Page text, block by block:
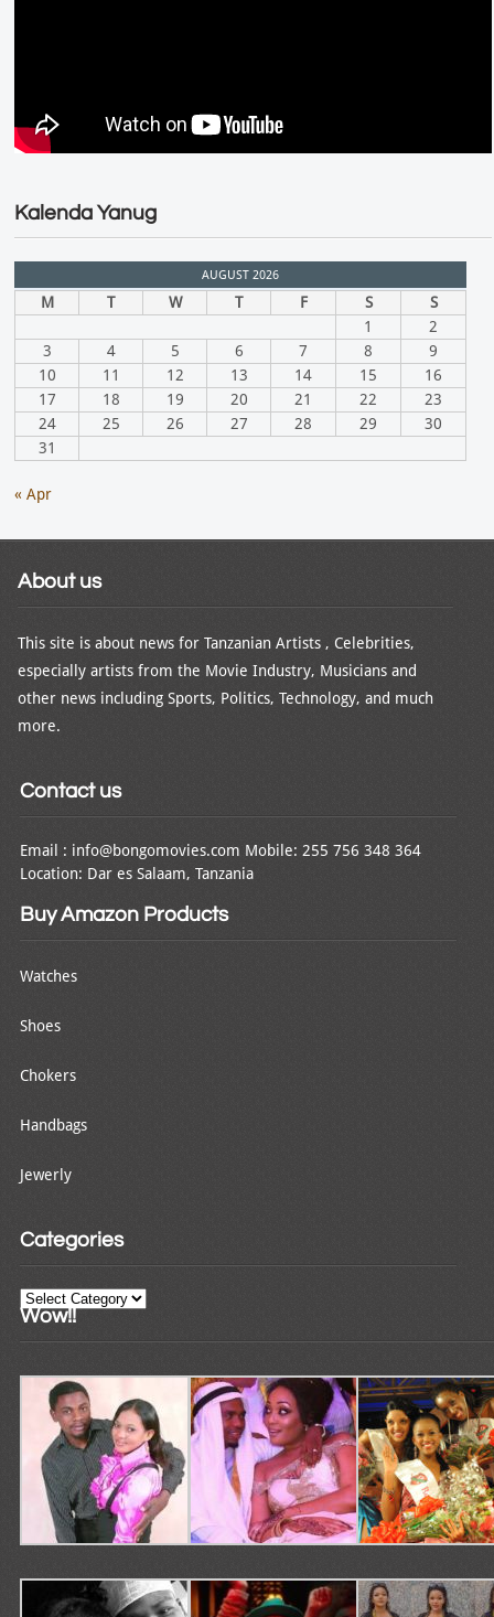
Kalenda Yanug
AUGUST 2026
M T W T F S
S
1
2
3
4 5 6 7 8
9
10
11 12 13 14 15
16
17
18 19 20 21 22
23
24
25 26 27 28 29
30
31
« Apr
About us
This site is about news for Tanzanian Artists , Celebrities,
especially artists from the Movie Industry, Musicians and
other news including Sports, Politics, Technology, and much
more.
Contact us
Email : info@bongomovies.com Mobile: 255 756 348 364
Location: Dar es Salaam, Tanzania
Buy Amazon Products
Watches
Shoes
Chokers
Handbags
Jewerly
Categories
Categories
Wow!!